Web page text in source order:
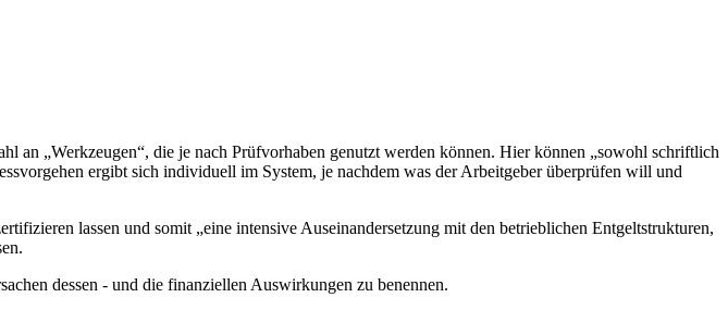
an „Werkzeugen“, die je nach Prüfvorhaben genutzt werden können. Hier können „sowohl schriftlich
ergibt sich individuell im System, je nachdem was der Arbeitgeber überprüfen will und
lassen und somit „eine intensive Auseinandersetzung mit den betrieblichen Entgeltstrukturen,
dessen - und die finanziellen Auswirkungen zu benennen.